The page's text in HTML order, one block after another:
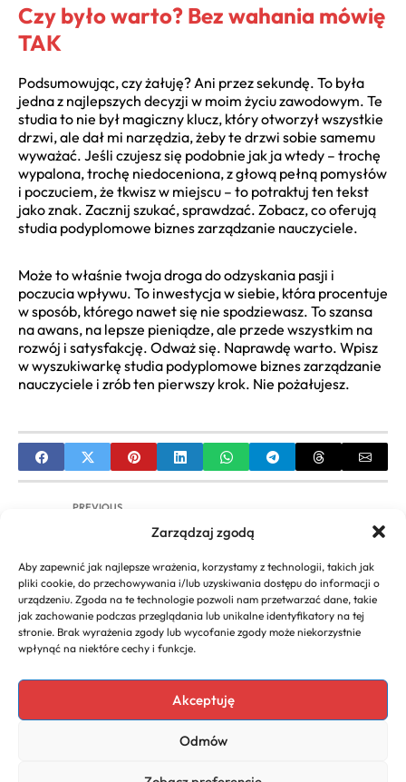
Zarządzaj zgodą
Aby zapewnić jak najlepsze wrażenia, korzystamy z technologii, takich jak
pliki cookie, do przechowywania i/lub uzyskiwania dostępu do informacji o
urządzeniu. Zgoda na te technologie pozwoli nam przetwarzać dane, takie
jak zachowanie podczas przeglądania lub unikalne identyfikatory na tej
stronie. Brak wyrażenia zgody lub wycofanie zgody może niekorzystnie
wpłynąć na niektóre cechy i funkcje.
Akceptuję
Odmów
Czy było warto? Bez wahania mówię
TAK
Podsumowując, czy żałuję? Ani przez sekundę. To była
jedna z najlepszych decyzji w moim życiu zawodowym. Te
studia to nie był magiczny klucz, który otworzył wszystkie
drzwi, ale dał mi narzędzia, żeby te drzwi sobie samemu
wyważać. Jeśli czujesz się podobnie jak ja wtedy – trochę
wypalona, trochę niedoceniona, z głową pełną pomysłów
i poczuciem, że tkwisz w miejscu – to potraktuj ten tekst
jako znak. Zacznij szukać, sprawdzać. Zobacz, co oferują
studia podyplomowe biznes zarządzanie nauczyciele.
Może to właśnie twoja droga do odzyskania pasji i
poczucia wpływu. To inwestycja w siebie, która procentuje
w sposób, którego nawet się nie spodziewasz. To szansa
na awans, na lepsze pieniądze, ale przede wszystkim na
rozwój i satysfakcję. Odważ się. Naprawdę warto. Wpisz
w wyszukiwarkę studia podyplomowe biznes zarządzanie
nauczyciele i zrób ten pierwszy krok. Nie pożałujesz.
PREVIOUS
Centrum Biznesu Gubin: Kompleksowe
NEXT
Społeczna Odpowiedzialność Biznesu Przykłady
Firm: Z Polski i Świata – CSR w Praktyce
Copyright 2026. All rights